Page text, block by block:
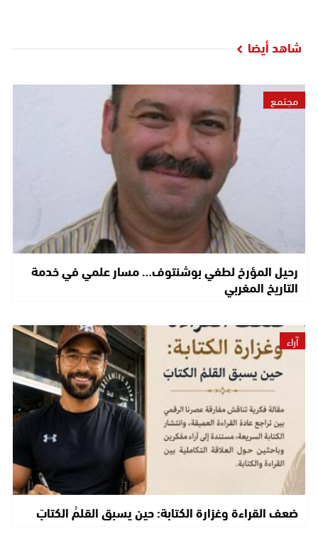
شاهد أيضا
مجتمع
رحيل المؤرخ لطفي بوشنتوف… مسار علمي في خدمة
التاريخ المغربي
آراء
ضعف القراءة وغزارة الكتابة: حين يسبق القلمُ الكتابَ